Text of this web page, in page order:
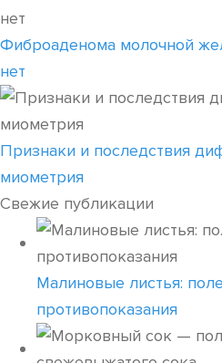
Фиброаденома молочной
нет
Признаки и последствия
миометрия
Свежие публикации
Малиновые листья:
противопоказания